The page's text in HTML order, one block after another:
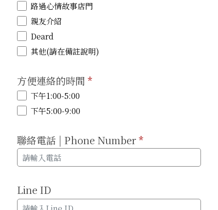
路過心情故事店門
親友介紹
Deard
其他(請在備註說明)
方便連絡的時間 *
下午1:00-5:00
下午5:00-9:00
聯絡電話 | Phone Number*
Line ID